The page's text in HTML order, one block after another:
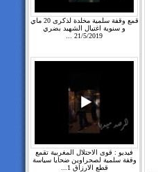
قمع وقفة سلمية مخلدة لذكرى 20 ماي
و سنوية اغتيال الشهيد بضري
21/5/2019 ...
فيديو : قوى الاحتلال المغربية تقمع
وقفة سلمية لصحراوين ضحايا سياسة
قطع الارزاق 1...